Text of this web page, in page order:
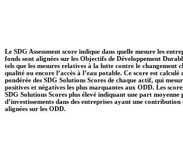
Le SDG Assessment score indique dans quelle mesure les
fonds sont alignées sur les Objectifs de Développement
tels que les mesures relatives à la lutte contre le changement
qualité ou encore l’accès à l’eau potable. Ce score est calculé
pondérée des SDG Solutions Scores de chaque actif, qui
positives et négatives les plus marquantes aux ODD. Les
SDG Solutions Scores plus élevé indiquant une part moyenne
d’investissements dans des entreprises ayant une
alignées sur les ODD.